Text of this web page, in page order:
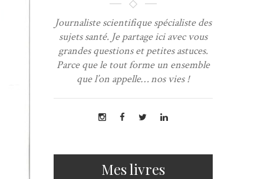
Journaliste scientifique spécialiste des
sujets santé. Je partage ici avec vous
grandes questions et petites astuces.
Parce que le tout forme un ensemble
que l’on appelle… nos vies !
Mes livres